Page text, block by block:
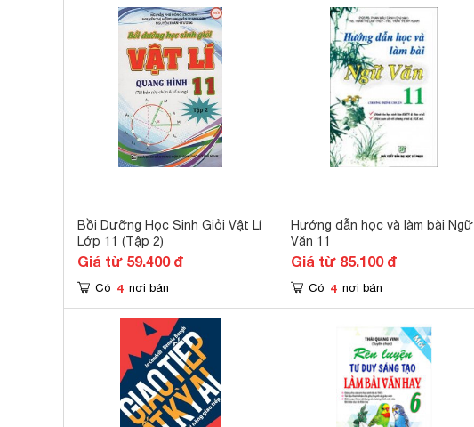
Bồi Dưỡng Học Sinh Giỏi Vật Lí
Lớp 11 (Tập 2)
Giá từ 59.400 đ
Có 4 nơi bán
Hướng dẫn học và làm bài Ngữ
Văn 11
Giá từ 85.100 đ
Có 4 nơi bán